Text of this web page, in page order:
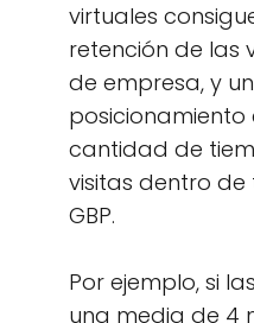
virtuales
retención de las
de empresa, y
posicionamiento
cantidad de
visitas dentro
GBP.
Por ejemplo, si
una media de 4